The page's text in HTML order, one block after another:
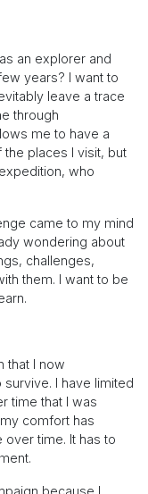
an explorer and
years? I want to
leave a trace
through
me to have a
places I visit, but
who
came to my mind
wondering about
challenges,
them. I want to be
that I now
I have limited
time that I was
comfort has
over time. It has to
because I